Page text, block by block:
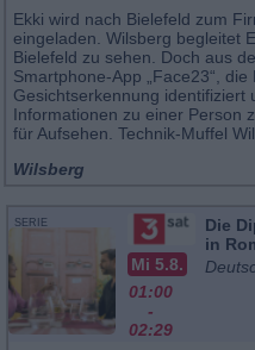
Ekki wird nach Bielefeld zum
eingeladen. Wilsberg begleitet
Bielefeld zu sehen. Doch aus
Smartphone-App „Face23“,
Gesichtserkennung identifiziert
Informationen zu einer Person
für Aufsehen. Technik-Muffel
Wilsberg
SERIE
Mi 5.8.
01:00
-
02:29
Die
in